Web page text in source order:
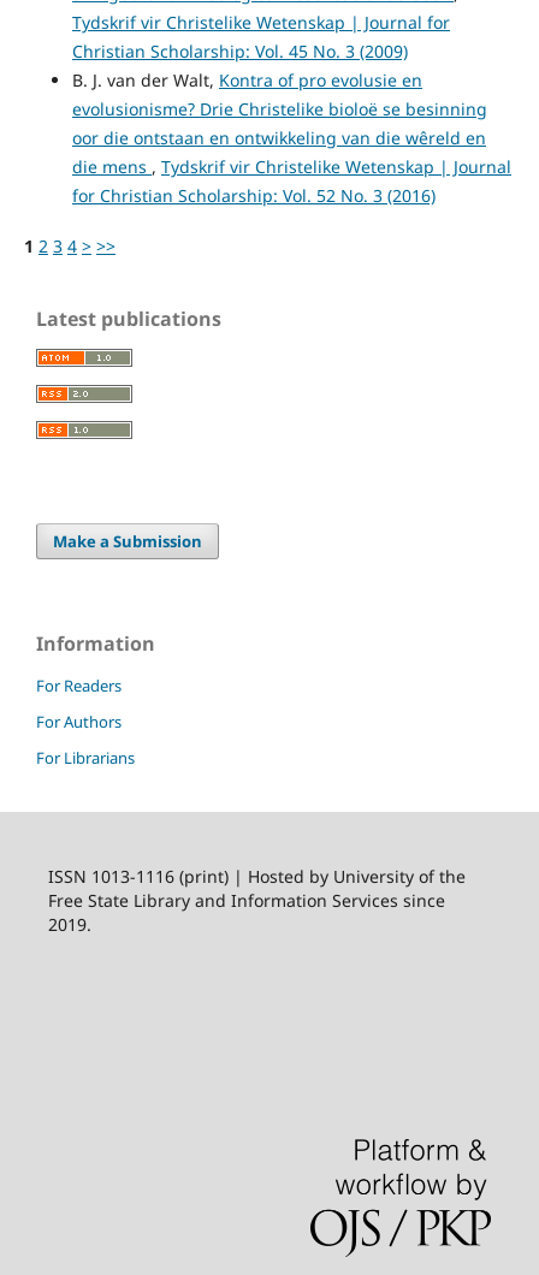
Tydskrif vir Christelike Wetenskap | Journal for
Christian Scholarship: Vol. 45 No. 3 (2009)
B. J. van der Walt, Kontra of pro evolusie en
evolusionisme? Drie Christelike bioloë se besinning
oor die ontstaan en ontwikkeling van die wêreld en
die mens , Tydskrif vir Christelike Wetenskap | Journal
for Christian Scholarship: Vol. 52 No. 3 (2016)
1 2 3 4 > >>
Latest publications
Make a Submission
Information
For Readers
For Authors
For Librarians
ISSN 1013-1116 (print) | Hosted by University of the
Free State Library and Information Services since
2019.